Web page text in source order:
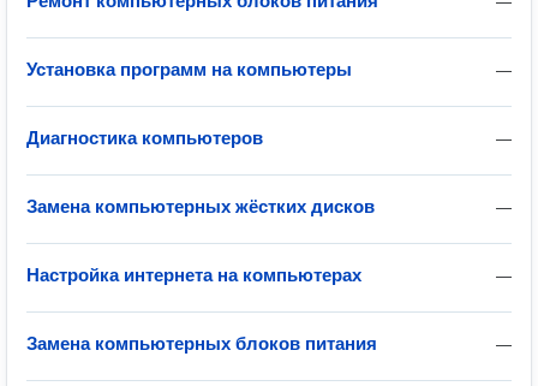
—
Установка программ на компьютеры
—
Диагностика компьютеров
—
Замена компьютерных жёстких дисков
—
Настройка интернета на компьютерах
—
Замена компьютерных блоков питания